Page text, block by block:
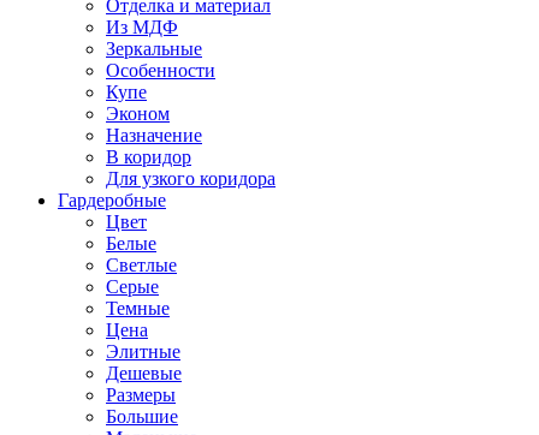
Отделка и материал
Из МДФ
Зеркальные
Особенности
Купе
Эконом
Назначение
В коридор
Для узкого коридора
Гардеробные
Цвет
Белые
Светлые
Серые
Темные
Цена
Элитные
Дешевые
Размеры
Большие